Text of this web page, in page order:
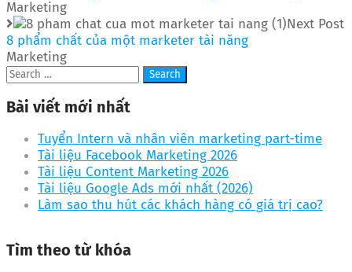
Marketing
Next Post
8 phẩm chất của một marketer tài năng
Marketing
Bài viết mới nhất
Tuyển Intern và nhân viên marketing part-time
Tài liệu Facebook Marketing 2026
Tài liệu Content Marketing 2026
Tài liệu Google Ads mới nhất (2026)
Làm sao thu hút các khách hàng có giá trị cao?
Tìm theo từ khóa